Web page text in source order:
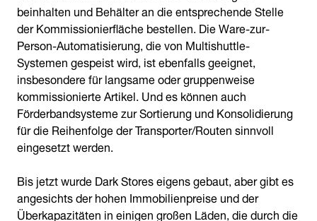
beinhalten und Behälter an die entsprechende Stelle
der Kommissionierfläche bestellen. Die Ware-zur-
Person-Automatisierung, die von Multishuttle-
Systemen gespeist wird, ist ebenfalls geeignet,
insbesondere für langsame oder gruppenweise
kommissionierte Artikel. Und es können auch
Förderbandsysteme zur Sortierung und Konsolidierung
für die Reihenfolge der Transporter/Routen sinnvoll
eingesetzt werden.
Bis jetzt wurde Dark Stores eigens gebaut, aber gibt es
angesichts der hohen Immobilienpreise und der
Überkapazitäten in einigen großen Läden, die durch die